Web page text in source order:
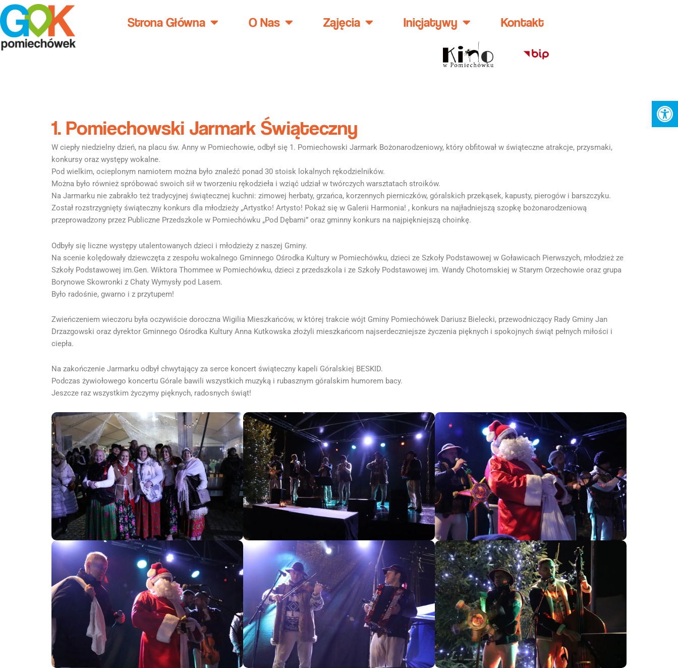
Przejdź
do
treści
Strona Główna O Nas Zajęcia Inicjatywy Kontakt
1. Pomiechowski Jarmark Świąteczny
W ciepły niedzielny dzień, na placu św. Anny w Pomiechowie, odbył się 1. Pomiechowski Jarmark Bożonarodzeniowy, który obfitował w świąteczne atrakcje, przysmaki,
konkursy oraz występy wokalne.
Pod wielkim, ocieplonym namiotem można było znaleźć ponad 30 stoisk lokalnych rękodzielników.
Można było również spróbować swoich sił w tworzeniu rękodzieła i wziąć udział w twórczych warsztatach stroików.
Na Jarmarku nie zabrakło też tradycyjnej świątecznej kuchni: zimowej herbaty, grzańca, korzennych pierniczków, góralskich przekąsek, kapusty, pierogów i barszczyku.
Został rozstrzygnięty świąteczny konkurs dla młodzieży „Artystko! Artysto! Pokaż się w Galerii Harmonia! , konkurs na najładniejszą szopkę bożonarodzeniową
przeprowadzony przez Publiczne Przedszkole w Pomiechówku „Pod Dębami” oraz gminny konkurs na najpiękniejszą choinkę.
Odbyły się liczne występy utalentowanych dzieci i młodzieży z naszej Gminy.
Na scenie kolędowały dziewczęta z zespołu wokalnego Gminnego Ośrodka Kultury w Pomiechówku, dzieci ze Szkoły Podstawowej w Goławicach Pierwszych, młodzież ze
Szkoły Podstawowej im.Gen. Wiktora Thommee w Pomiechówku, dzieci z przedszkola i ze Szkoły Podstawowej im. Wandy Chotomskiej w Starym Orzechowie oraz grupa
Borynowe Skowronki z Chaty Wymysły pod Lasem.
Było radośnie, gwarno i z przytupem!
Zwieńczeniem wieczoru była oczywiście doroczna Wigilia Mieszkańców, w której trakcie wójt Gminy Pomiechówek Dariusz Bielecki, przewodniczący Rady Gminy Jan
Drzazgowski oraz dyrektor Gminnego Ośrodka Kultury Anna Kutkowska złożyli mieszkańcom najserdeczniejsze życzenia pięknych i spokojnych świąt pełnych miłości i
ciepła.
Na zakończenie Jarmarku odbył chwytający za serce koncert świąteczny kapeli Góralskiej BESKID.
Podczas żywiołowego koncertu Górale bawili wszystkich muzyką i rubasznym góralskim humorem bacy.
Jeszcze raz wszystkim życzymy pięknych, radosnych świąt!